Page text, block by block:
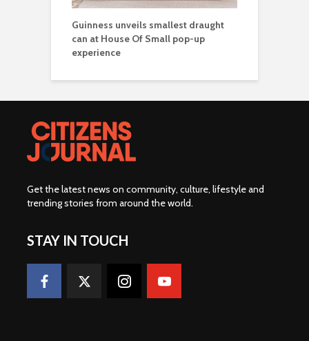
Guinness unveils smallest draught
can at House Of Small pop-up
experience
Get the latest news on community, culture, lifestyle and
trending stories from around the world.
STAY IN TOUCH